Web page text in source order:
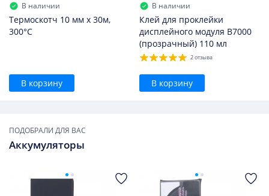
В наличии
Термоскотч 10 мм х 30м,
300°С
В корзину
В наличии
Клей для проклейки
дисплейного модуля B7000
(прозрачный) 110 мл
2 отзыва
В корзину
ПОДОБРАЛИ ДЛЯ ВАС
Аккумуляторы